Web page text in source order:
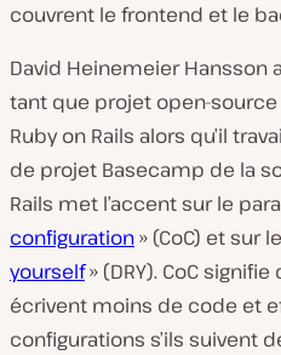
couvrent le frontend et le
David Heinemeier Hansson
tant que projet open-
Ruby on Rails alors qu’il
de projet Basecamp de la
Rails met l’accent sur le
configuration» (CoC) et sur
yourself» (DRY). CoC
écrivent moins de code et
configurations s’ils suivent